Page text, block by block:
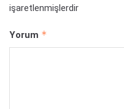
işaretlenmişlerdir
Yorum *